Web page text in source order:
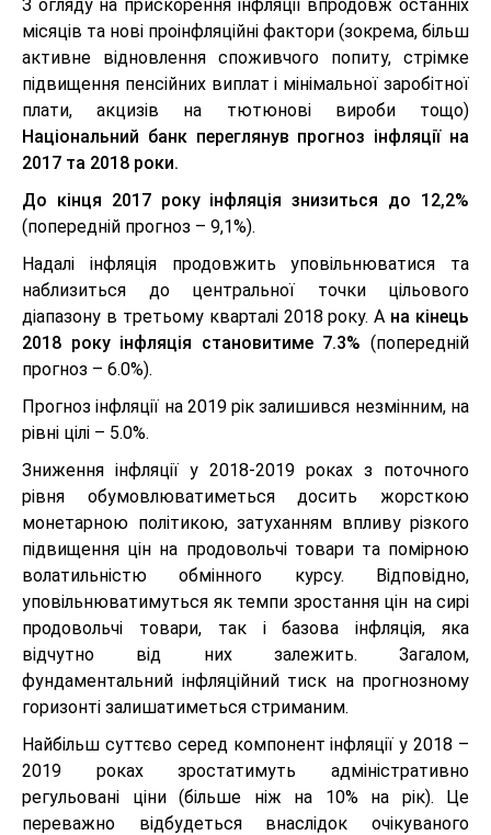
З огляду на прискорення інфляції впродовж останніх
місяців та нові проінфляційні фактори (зокрема, більш
активне відновлення споживчого попиту, стрімке
підвищення пенсійних виплат і мінімальної заробітної
плати, акцизів на тютюнові вироби тощо)
Національний банк переглянув прогноз інфляції на
2017 та 2018 роки.
До кінця 2017 року інфляція знизиться до 12,2%
(попередній прогноз – 9,1%).
Надалі інфляція продовжить уповільнюватися та
наблизиться до центральної точки цільового
діапазону в третьому кварталі 2018 року. А на кінець
2018 року інфляція становитиме 7.3% (попередній
прогноз – 6.0%).
Прогноз інфляції на 2019 рік залишився незмінним, на
рівні цілі – 5.0%.
Зниження інфляції у 2018-2019 роках з поточного
рівня обумовлюватиметься досить жорсткою
монетарною політикою, затуханням впливу різкого
підвищення цін на продовольчі товари та помірною
волатильністю обмінного курсу. Відповідно,
уповільнюватимуться як темпи зростання цін на сирі
продовольчі товари, так і базова інфляція, яка
відчутно від них залежить. Загалом,
фундаментальний інфляційний тиск на прогнозному
горизонті залишатиметься стриманим.
Найбільш суттєво серед компонент інфляції у 2018 –
2019 роках зростатимуть адміністративно
регульовані ціни (більше ніж на 10% на рік). Це
переважно відбудеться внаслідок очікуваного